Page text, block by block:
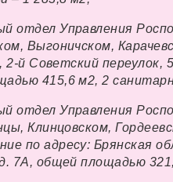
отдел Управления
Выгоничском,
2-й Советский
415,6 м2, 2
отдел Управления
Клинцовском,
по адресу: Брянская
7А, общей площадью